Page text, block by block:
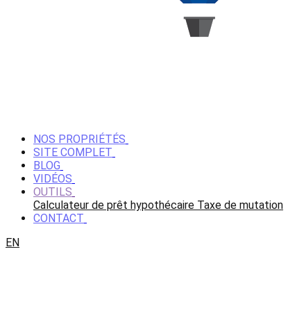
NOS PROPRIÉTÉS
SITE COMPLET
BLOG
VIDÉOS
OUTILS
Calculateur de prêt hypothécaire Taxe de mutation
CONTACT
EN